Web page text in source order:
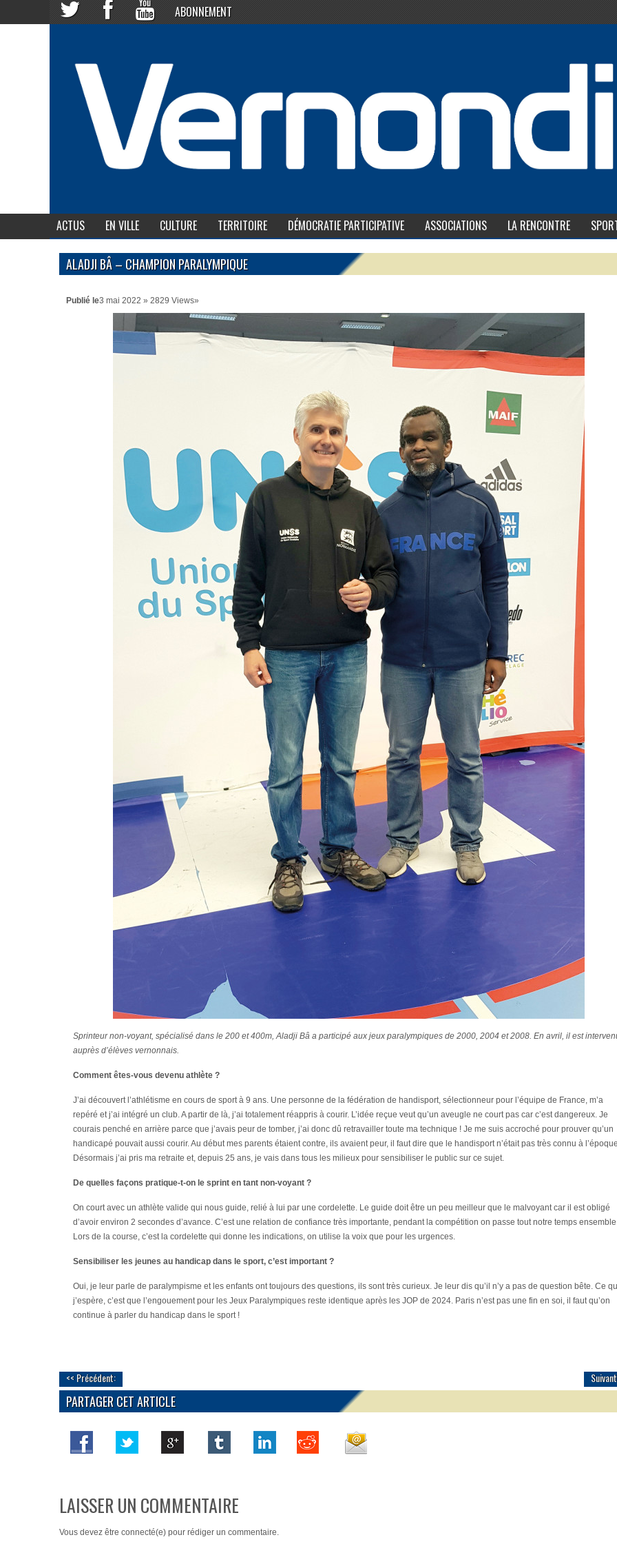
ABONNEMENT
ACTUS EN VILLE CULTURE TERRITOIRE DÉMOCRATIE PARTICIPATIVE ASSOCIATIONS LA RENCONTRE
ALADJI BÂ – CHAMPION PARALYMPIQUE
Publié le3 mai 2022 » 2829 Views»
Sprinteur non-voyant, spécialisé dans le 200 et 400m, Aladji Bâ a participé aux jeux paralympiques de 2000, 2004 et 2008. En avril, il est
auprès d’élèves vernonnais.
Comment êtes-vous devenu athlète ?
J’ai découvert l’athlétisme en cours de sport à 9 ans. Une personne de la fédération de handisport, sélectionneur pour l’équipe de France, m’a
repéré et j’ai intégré un club. A partir de là, j’ai totalement réappris à courir. L’idée reçue veut qu’un aveugle ne court pas car c’est dangereux. Je
courais penché en arrière parce que j’avais peur de tomber, j’ai donc dû retravailler toute ma technique ! Je me suis accroché pour prouver qu’un
handicapé pouvait aussi courir. Au début mes parents étaient contre, ils avaient peur, il faut dire que le handisport n’était pas très connu à l’époque.
Désormais j’ai pris ma retraite et, depuis 25 ans, je vais dans tous les milieux pour sensibiliser le public sur ce sujet.
De quelles façons pratique-t-on le sprint en tant non-voyant ?
On court avec un athlète valide qui nous guide, relié à lui par une cordelette. Le guide doit être un peu meilleur que le malvoyant car il est obligé
d’avoir environ 2 secondes d’avance. C’est une relation de confiance très importante, pendant la compétition on passe tout notre temps
Lors de la course, c’est la cordelette qui donne les indications, on utilise la voix que pour les urgences.
Sensibiliser les jeunes au handicap dans le sport, c’est important ?
Oui, je leur parle de paralympisme et les enfants ont toujours des questions, ils sont très curieux. Je leur dis qu’il n’y a pas de question bête. Ce
j’espère, c’est que l’engouement pour les Jeux Paralympiques reste identique après les JOP de 2024. Paris n’est pas une fin en soi, il faut qu’on
continue à parler du handicap dans le sport !
<< Précédent:
PARTAGER CET ARTICLE
LAISSER UN COMMENTAIRE
Vous devez être connecté(e) pour rédiger un commentaire.